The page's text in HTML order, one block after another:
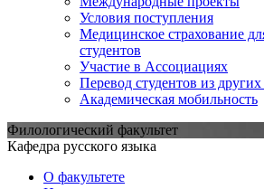
Условия поступления
Медицинское страхование
студентов
Участие в Ассоциациях
Перевод студентов из других
Академическая мобильность
Филологический факультет
Кафедра русского языка
О факультете